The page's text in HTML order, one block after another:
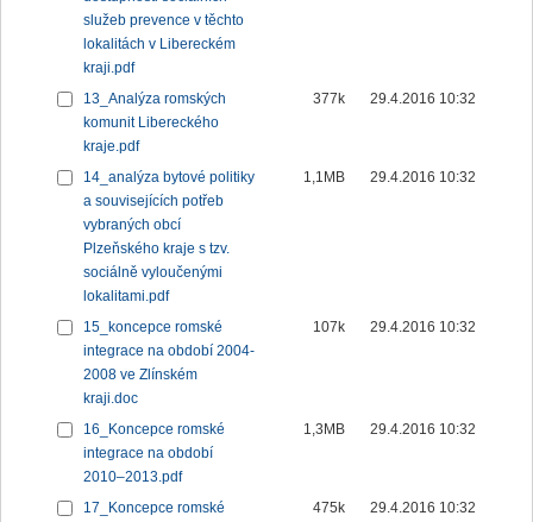
služeb prevence v těchto
lokalitách v Libereckém
kraji.pdf
13_Analýza romských
komunit Libereckého
kraje.pdf
377k 29.4.2016 10:32
14_analýza bytové politiky
a souvisejících potřeb
vybraných obcí
Plzeňského kraje s tzv.
sociálně vyloučenými
lokalitami.pdf
1,1MB 29.4.2016 10:32
15_koncepce romské
integrace na období 2004-
2008 ve Zlínském
kraji.doc
107k 29.4.2016 10:32
16_Koncepce romské
integrace na období
2010–2013.pdf
1,3MB 29.4.2016 10:32
17_Koncepce romské
475k 29.4.2016 10:32